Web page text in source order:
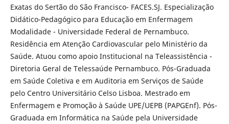
Exatas do Sertão do São Francisco- FACES.SJ. Especialização
Didático-Pedagógico para Educação em Enfermagem
Modalidade - Universidade Federal de Pernambuco.
Residência em Atenção Cardiovascular pelo Ministério da
Saúde. Atuou como apoio Institucional na Teleassistência -
Diretoria Geral de Telessaúde Pernambuco. Pós-Graduada
em Saúde Coletiva e em Auditoria em Serviços de Saúde
pelo Centro Universitário Celso Lisboa. Mestrado em
Enfermagem e Promoção à Saúde UPE/UEPB (PAPGEnf). Pós-
Graduada em Informática na Saúde pela Universidade